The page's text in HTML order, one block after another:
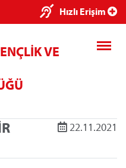
Hızlı Erişim
VE
22.11.2021
×
Kredi/Yurt